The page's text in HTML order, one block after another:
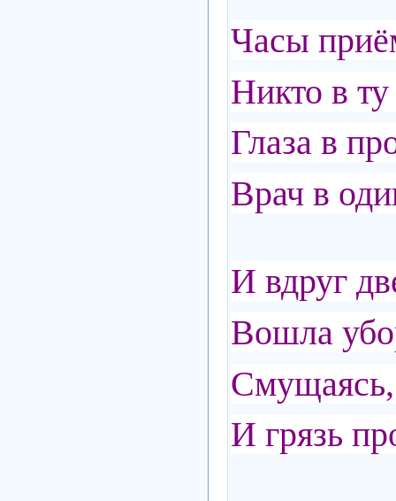
Часы
Никто в
Глаза в
Врач в
И вдруг
Вошла
И грязь